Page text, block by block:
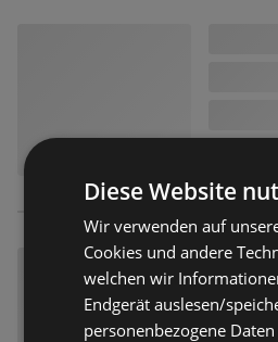
Diese Website
Wir verwenden auf
Cookies und andere
welchen wir
Endgerät auslesen/
personenbezogene